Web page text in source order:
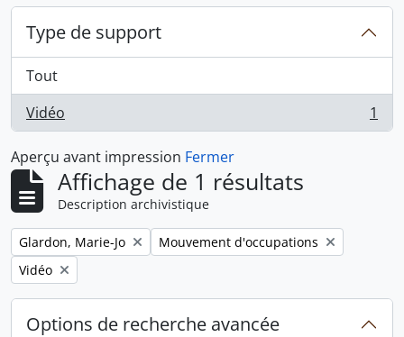
Type de support
Tout
Vidéo
, 1 résultats 1
Aperçu avant impression Fermer
Affichage de 1 résultats
Description archivistique
Remove filter:
Glardon, Marie-Jo Remove filter:
Mouvement d'occupations
Remove filter:
Vidéo
Options de recherche avancée